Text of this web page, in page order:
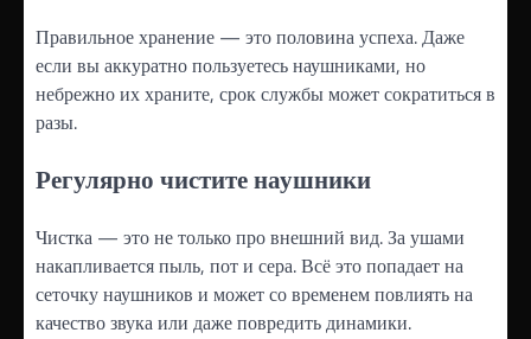
Правильное хранение — это половина успеха. Даже
если вы аккуратно пользуетесь наушниками, но
небрежно их храните, срок службы может сократиться в
разы.
Регулярно чистите наушники
Чистка — это не только про внешний вид. За ушами
накапливается пыль, пот и сера. Всё это попадает на
сеточку наушников и может со временем повлиять на
качество звука или даже повредить динамики.